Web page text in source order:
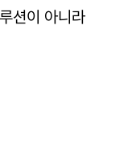
션이 아니라